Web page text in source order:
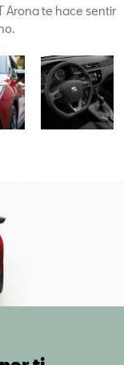
Arona te hace sentir